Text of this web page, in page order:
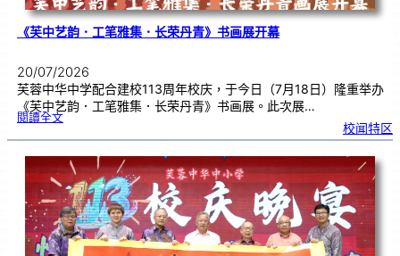
《芙中艺韵．工笔雅集．长荣丹青》书画展开幕
20/07/2026
芙蓉中华中学配合建校113周年校庆，于今日（7月18日）隆重举办
《芙中艺韵．工笔雅集．长荣丹青》书画展。此次展…
閱讀全文:《
艺
．
工
笔
雅
集
．
长
荣
丹
青
》
书
画
展
开
幕
校闻特区